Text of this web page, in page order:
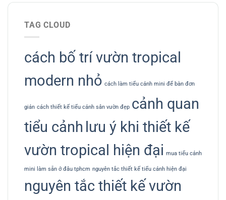
TAG CLOUD
cách bố trí vườn tropical
modern nhỏ cách làm tiểu cảnh mini để bàn đơn
giản cách thiết kế tiểu cảnh sân vườn đẹp cảnh quan
tiểu cảnh lưu ý khi thiết kế
vườn tropical hiện đại mua tiểu cảnh
mini làm sẵn ở đâu tphcm nguyên tắc thiết kế tiểu cảnh hiện đại
nguyên tắc thiết kế vườn